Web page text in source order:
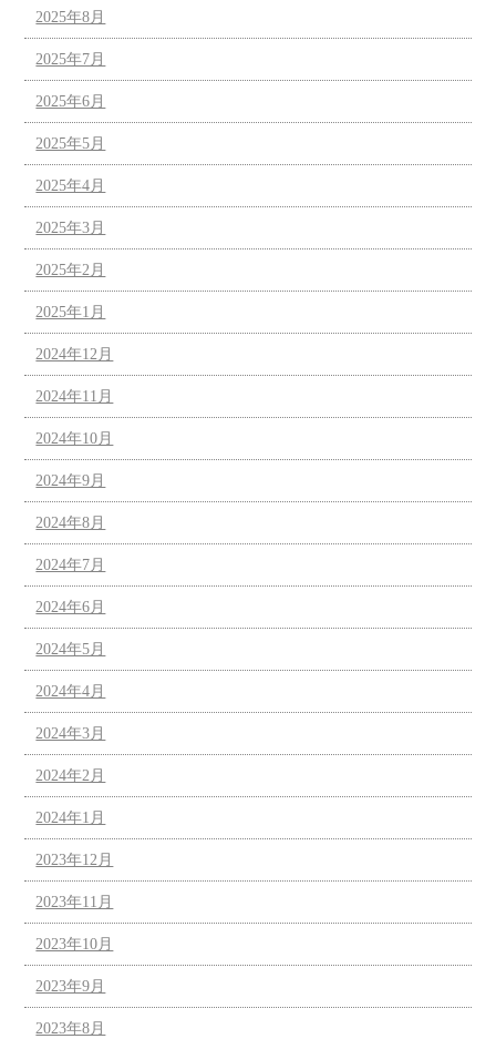
2025年8月
2025年7月
2025年6月
2025年5月
2025年4月
2025年3月
2025年2月
2025年1月
2024年12月
2024年11月
2024年10月
2024年9月
2024年8月
2024年7月
2024年6月
2024年5月
2024年4月
2024年3月
2024年2月
2024年1月
2023年12月
2023年11月
2023年10月
2023年9月
2023年8月